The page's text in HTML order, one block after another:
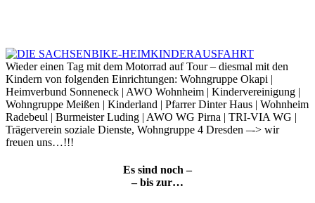
Wieder einen Tag mit dem Motorrad auf Tour – diesmal mit den
Kindern von folgenden Einrichtungen: Wohngruppe Okapi |
Heimverbund Sonneneck | AWO Wohnheim | Kindervereinigung |
Wohngruppe Meißen | Kinderland | Pfarrer Dinter Haus | Wohnheim
Radebeul | Burmeister Luding | AWO WG Pirna | TRI-VIA WG |
Trägerverein soziale Dienste, Wohngruppe 4 Dresden –-> wir
freuen uns…!!!
Es sind noch –
– bis zur…